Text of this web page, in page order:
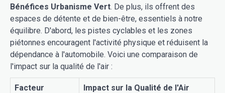
Bénéfices Urbanisme Vert. De plus, ils offrent des
espaces de détente et de bien-être, essentiels à notre
équilibre. D'abord, les pistes cyclables et les zones
piétonnes encouragent l'activité physique et réduisent la
dépendance à l'automobile. Voici une comparaison de
l'impact sur la qualité de l'air :
Facteur Impact sur la Qualité de l'Air